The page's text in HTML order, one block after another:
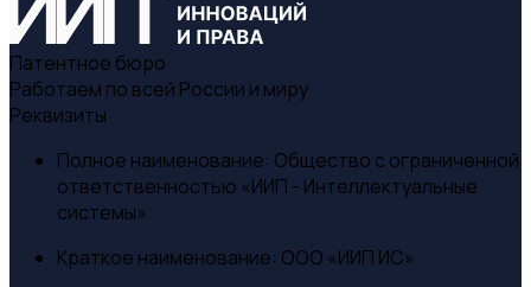
Патентное бюро
Работаем по всей России и миру
Реквизиты
Полное наименование: Общество с ограниченной
ответственностью «ИИП - Интеллектуальные
системы»
Краткое наименование: ООО «ИИП ИС»